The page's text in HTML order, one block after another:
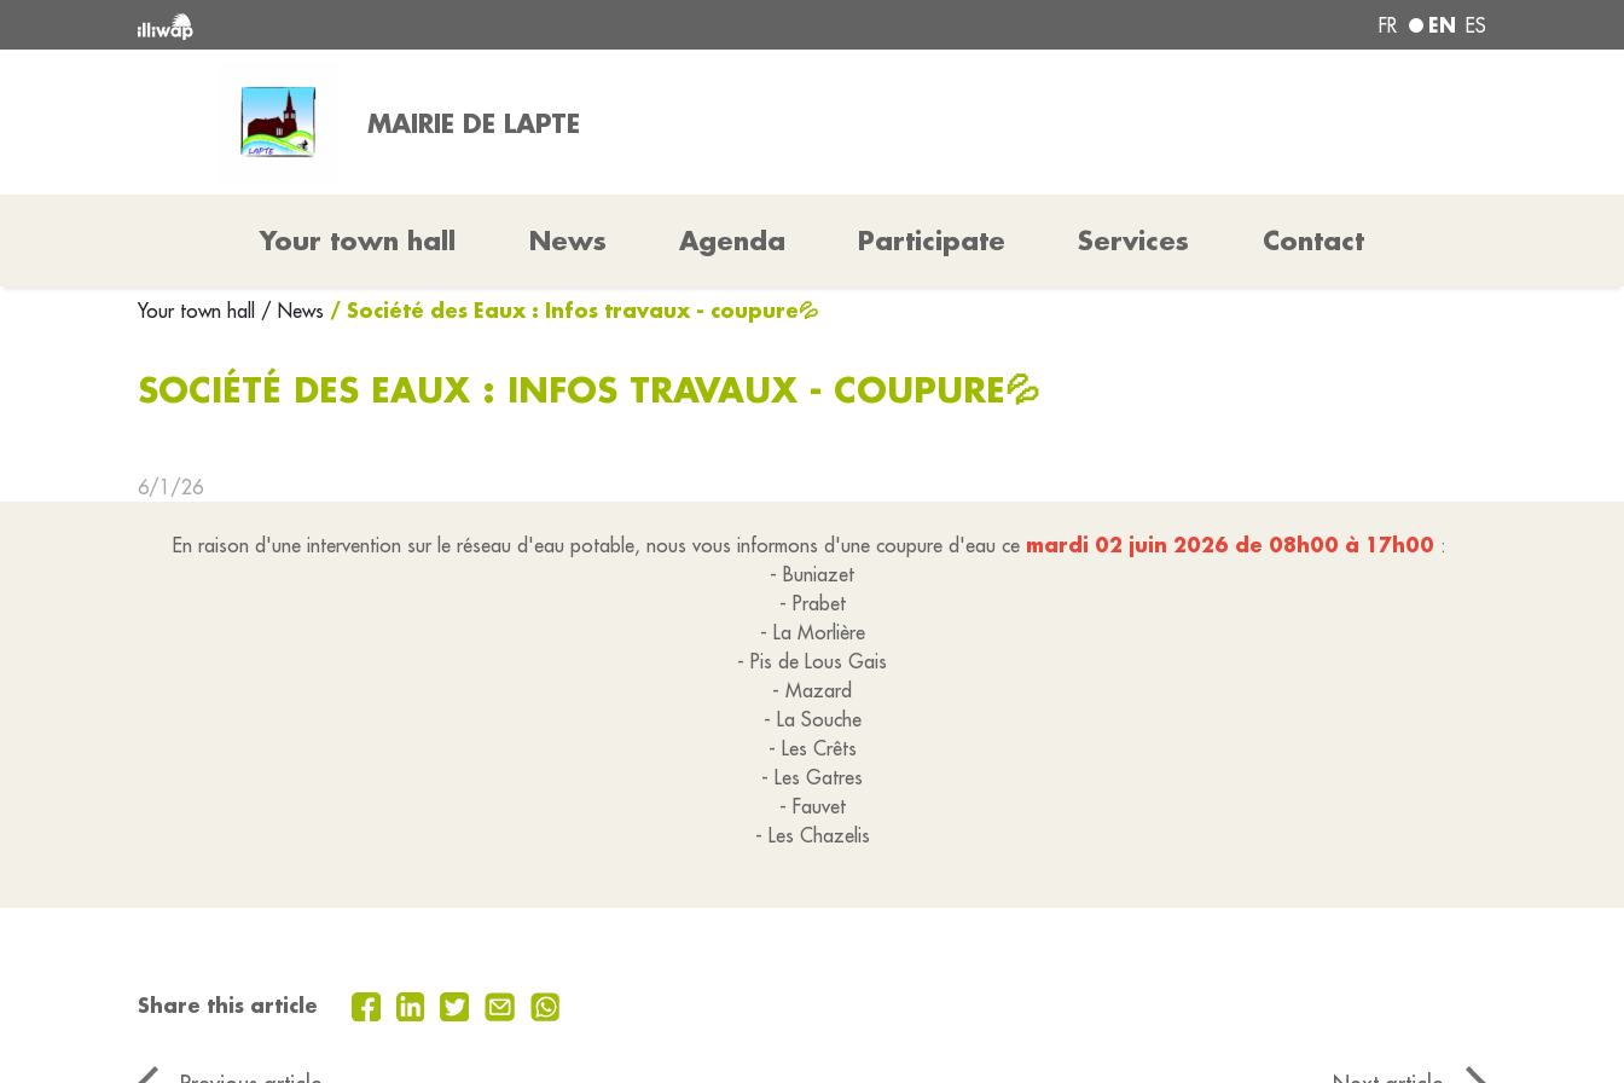
FR EN ES
MAIRIE DE LAPTE
Your town hall News Agenda Participate Services Contact
Your town hall / News / Société des Eaux : Infos travaux - coupure💦
SOCIÉTÉ DES EAUX : INFOS TRAVAUX - COUPURE💦
6/1/26
En raison d'une intervention sur le réseau d'eau potable, nous vous informons d'une coupure d'eau cemardi 02 juin 2026 de 08h00 à 17h00 :
- Buniazet
- Prabet
- La Morlière
- Pis de Lous Gais
- Mazard
- La Souche
- Les Crêts
- Les Gatres
- Fauvet
- Les Chazelis
Share this article